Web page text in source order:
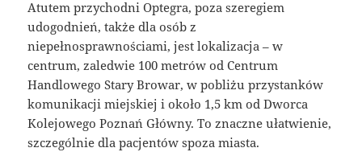
Atutem przychodni Optegra, poza szeregiem
udogodnień, także dla osób z
niepełnosprawnościami, jest lokalizacja – w
centrum, zaledwie 100 metrów od Centrum
Handlowego Stary Browar, w pobliżu przystanków
komunikacji miejskiej i około 1,5 km od Dworca
Kolejowego Poznań Główny. To znaczne ułatwienie,
szczególnie dla pacjentów spoza miasta.